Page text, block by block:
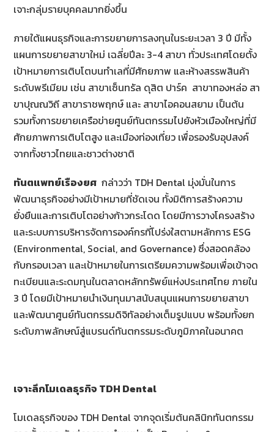
เจาะกลุ่มรายบุคคลมากยิ่งขึ้น
ภายใต้แผนธุรกิจและการขยายการลงทุนในระยะเวลา 3 ปี มีทั้ง
แผนการขยายสาขาใหม่ เฉลี่ยปีละ 3-4 สาขา ทั่วประเทศโดยตั้ง
เป้าหมายการเติบโตบนทำเลที่มีศักยภาพ และห้างสรรพสินค้า
ระดับพรีเมียม เช่น สาขาเซ็นทรัล ดุสิต ปาร์ค สาขาทองหล่อ สา
ขาปุณณวิถี สาขาราชพฤกษ์ และ สาขาไอคอนสยาม เป็นต้น
รวมทั้งการขยายเครือข่ายศูนย์ทันตกรรมไปยังหัวเมืองใหญ่ที่มี
ศักยภาพการเติบโตสูง และเมืองท่องเที่ยว เพื่อรองรับอุปสงค์
จากทั้งชาวไทยและชาวต่างชาติ
ทันตแพทย์เรืองยศ กล่าวว่า TDH Dental มุ่งมั่นในการ
พัฒนาธุรกิจอย่างมีเป้าหมายที่ชัดเจน ทั้งมิติการสร้างความ
ยั่งยืนและการเติบโตอย่างก้าวกระโดด โดยมีการวางโครงสร้าง
และระบบการบริหารจัดการองค์กรที่โปร่งใสตามหลักการ ESG
(Environmental, Social, and Governance) ซึ่งสอดคล้อง
กับกรอบเวลา และเป้าหมายในการเตรียมความพร้อมเพื่อเข้าจด
ทะเบียนและระดมทุนในตลาดหลักทรัพย์แห่งประเทศไทย ภายใน
3 ปี โดยมีเป้าหมายนำเงินทุนมาสนับสนุนแผนการขยายสาขา
และพัฒนาศูนย์ทันตกรรมดิจิทัลอย่างเต็มรูปแบบ พร้อมทั้งยก
ระดับภาพลักษณ์สู่แบรนด์ทันตกรรมระดับภูมิภาคในอนาคต
เจาะลึกโมเดลธุรกิจ TDH Dental
โมเดลธุรกิจของ TDH Dental จากจุดเริ่มต้นคลินิกทันตกรรม